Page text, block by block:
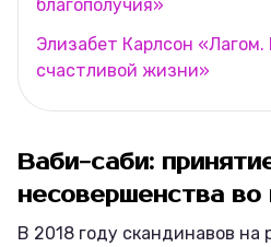
благополучия»
Элизабет Карлсон
счастливой жизни»
Ваби-саби:
несовершенства во
В 2018 году скандинавов на